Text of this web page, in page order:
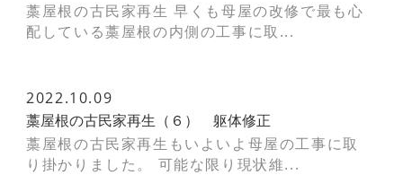
藁屋根の古民家再生 早くも母屋の改修で最も心
配している藁屋根の内側の工事に取...
2022.10.09
藁屋根の古民家再生（６） 躯体修正
藁屋根の古民家再生もいよいよ母屋の工事に取
り掛かりました。 可能な限り現状維...